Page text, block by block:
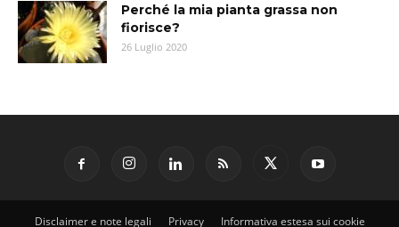
Perché la mia pianta grassa non
fiorisce?
26 Luglio 2020
Disclaimer e note legali Privacy Informativa estesa sui cookie